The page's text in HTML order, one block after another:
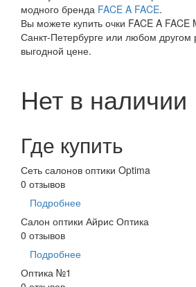
модного бренда FACE A FACE.
Вы можете купить очки FACE A FACE
Санкт-Петербурге или любом другом
выгодной цене.
Нет в наличии
Где купить
Сеть салонов оптики Optima
0 отзывов
Подробнее
Салон оптики Айрис Оптика
0 отзывов
Подробнее
Оптика №1